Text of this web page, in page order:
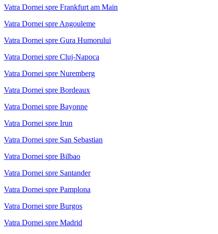
Vatra Dornei spre Frankfurt am Main
Vatra Dornei spre Angouleme
Vatra Dornei spre Gura Humorului
Vatra Dornei spre Cluj-Napoca
Vatra Dornei spre Nuremberg
Vatra Dornei spre Bordeaux
Vatra Dornei spre Bayonne
Vatra Dornei spre Irun
Vatra Dornei spre San Sebastian
Vatra Dornei spre Bilbao
Vatra Dornei spre Santander
Vatra Dornei spre Pamplona
Vatra Dornei spre Burgos
Vatra Dornei spre Madrid